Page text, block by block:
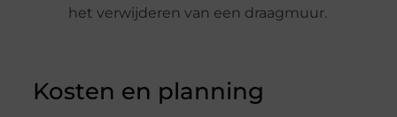
het verwijderen van een draagmuur.
Kosten en planning